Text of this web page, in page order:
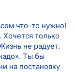
что-то нужно!
Хочется только
не радует.
Ты бы
на постановку